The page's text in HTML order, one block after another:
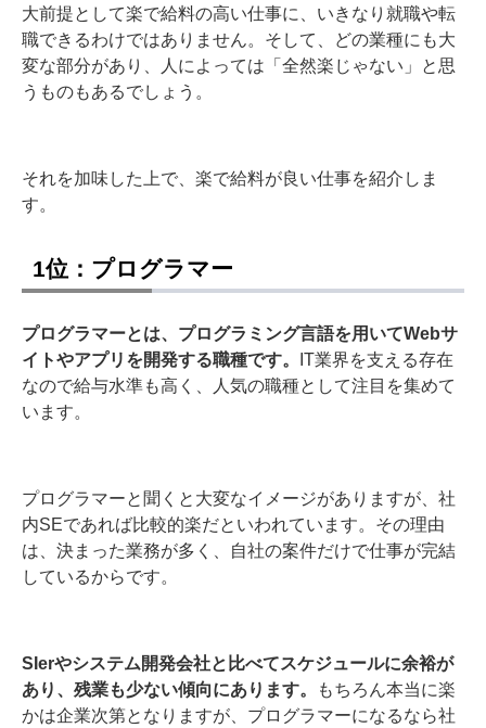
大前提として楽で給料の高い仕事に、いきなり就職や転
職できるわけではありません。そして、どの業種にも大
変な部分があり、人によっては「全然楽じゃない」と思
うものもあるでしょう。
それを加味した上で、楽で給料が良い仕事を紹介しま
す。
1位：プログラマー
プログラマーとは、プログラミング言語を用いてWebサ
イトやアプリを開発する職種です。
IT業界を支える存在
なので給与水準も高く、人気の職種として注目を集めて
います。
プログラマーと聞くと大変なイメージがありますが、社
内SEであれば比較的楽だといわれています。その理由
は、決まった業務が多く、自社の案件だけで仕事が完結
しているからです。
SIerやシステム開発会社と比べてスケジュールに余裕が
あり、残業も少ない傾向にあります。
もちろん本当に楽
かは企業次第となりますが、プログラマーになるなら社